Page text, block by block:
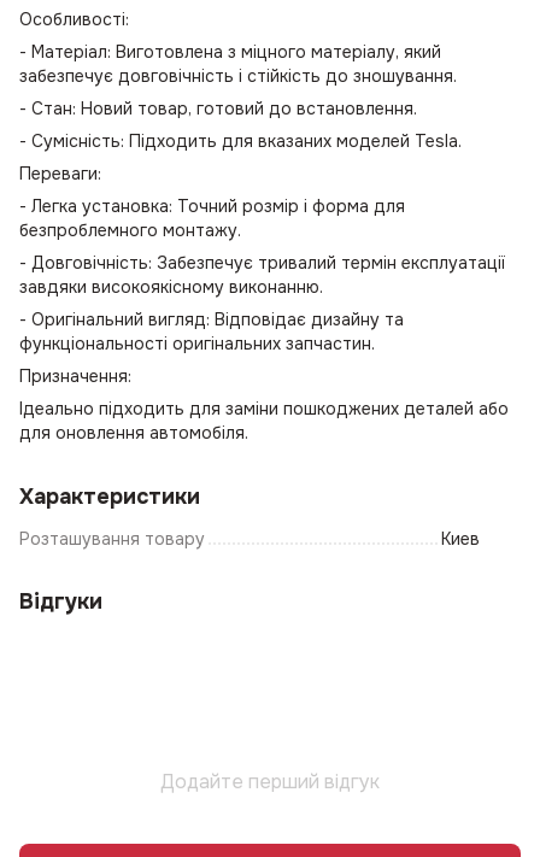
Особливості:
- Матеріал: Виготовлена з міцного матеріалу, який
забезпечує довговічність і стійкість до зношування.
- Стан: Новий товар, готовий до встановлення.
- Сумісність: Підходить для вказаних моделей Tesla.
Переваги:
- Легка установка: Точний розмір і форма для
безпроблемного монтажу.
- Довговічність: Забезпечує тривалий термін експлуатації
завдяки високоякісному виконанню.
- Оригінальний вигляд: Відповідає дизайну та
функціональності оригінальних запчастин.
Призначення:
Ідеально підходить для заміни пошкоджених деталей або
для оновлення автомобіля.
Характеристики
Розташування товару Киев
Відгуки
Додайте перший відгук